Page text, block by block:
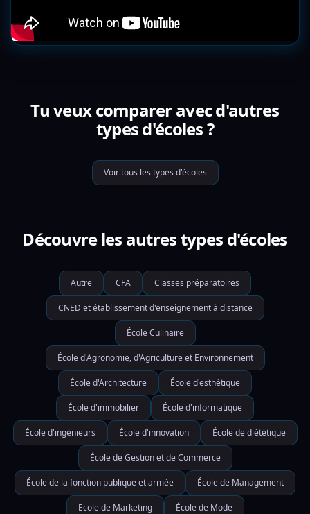
Tu veux comparer avec d'autres
types d'écoles ?
Voir tous les types d'écoles
Découvre les autres types d'écoles
Autre CFA Classes préparatoires
CNED et établissement d'enseignement à distance
École Culinaire
École d'Agronomie, d'Agriculture et Environnement
École d'Architecture École d'esthétique
École d'immobilier École d'informatique
École d'ingénieurs École d'innovation École de diététique
École de Gestion et de Commerce
École de la fonction publique et armée École de Management
Ecole de Marketing École de Mode